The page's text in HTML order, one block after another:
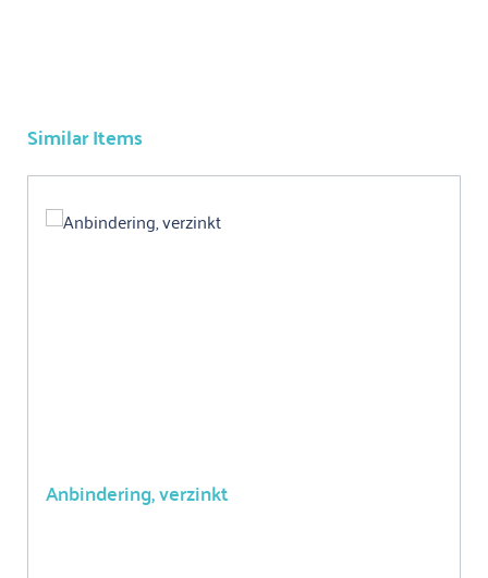
Produktgalerie überspringen
Similar Items
Anbindering, verzinkt